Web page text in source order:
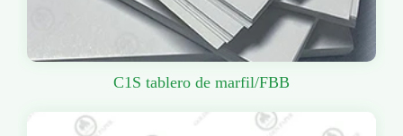
C1S tablero de marfil/FBB